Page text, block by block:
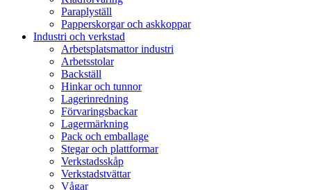
Paraplyställ
Papperskorgar och askkoppar
Industri och verkstad
Arbetsplatsmattor industri
Arbetsstolar
Backställ
Hinkar och tunnor
Lagerinredning
Förvaringsbackar
Lagermärkning
Pack och emballage
Stegar och plattformar
Verkstadsskåp
Verkstadstvättar
Vågar